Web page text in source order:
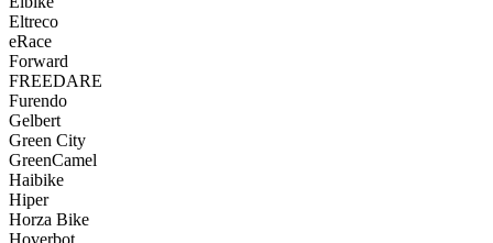
Eltreco
eRace
Forward
FREEDARE
Furendo
Gelbert
Green City
GreenCamel
Haibike
Hiper
Horza Bike